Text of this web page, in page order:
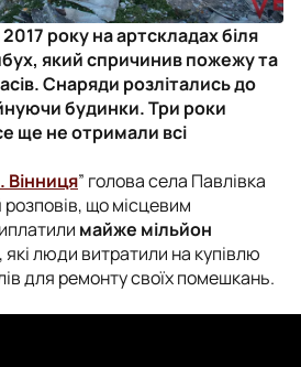
року на артскладах біля
який спричинив пожежу та
Снаряди розлітались до
будинки. Три роки
ще не отримали всі
Вінниця” голова села Павлівка
розповів, що місцевим
майже мільйон
які люди витратили на купівлю
для ремонту своїх помешкань.